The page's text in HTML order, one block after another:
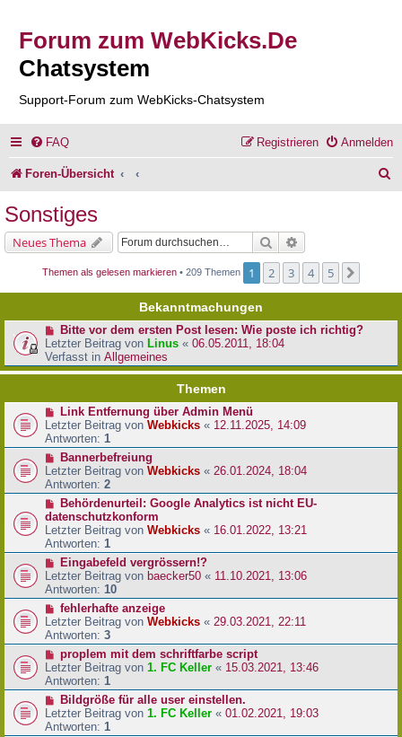
Forum zum WebKicks.De
Chatsystem
Support-Forum zum WebKicks-Chatsystem
FAQ Anmelden
Registrieren
Foren-Übersicht
Sonstiges
Neues Thema Suche
Themen als gelesen markieren • 209 Themen 1 2 3 4 5
Bekanntmachungen
Bitte vor dem ersten Post lesen: Wie poste ich richtig?
Letzter Beitrag von Linus « 06.05.2011, 18:04
Verfasst in Allgemeines
Themen
Link Entfernung über Admin Menü
Letzter Beitrag von Webkicks « 12.11.2025, 14:09
Antworten: 1
Bannerbefreiung
Letzter Beitrag von Webkicks « 26.01.2024, 18:04
Antworten: 2
Behördenurteil: Google Analytics ist nicht EU-
datenschutzkonform
Letzter Beitrag von Webkicks « 16.01.2022, 13:21
Antworten: 1
Eingabefeld vergrössern!?
Letzter Beitrag von baecker50 « 11.10.2021, 13:06
Antworten: 10
fehlerhafte anzeige
Letzter Beitrag von Webkicks « 29.03.2021, 22:11
Antworten: 3
proplem mit dem schriftfarbe script
Letzter Beitrag von 1. FC Keller « 15.03.2021, 13:46
Antworten: 1
Bildgröße für alle user einstellen.
Letzter Beitrag von 1. FC Keller « 01.02.2021, 19:03
Antworten: 1